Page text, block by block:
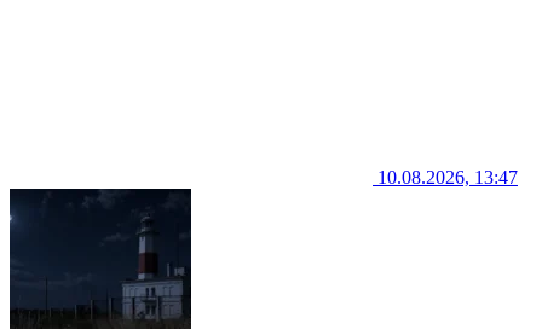
10.08.2026, 13:47